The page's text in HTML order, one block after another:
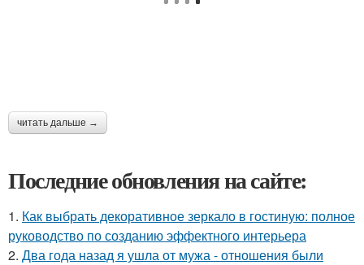
читать дальше →
Последние обновления на сайте:
1. Как выбрать декоративное зеркало в гостиную: полное
руководство по созданию эффектного интерьера
2. Два года назад я ушла от мужа - отношения были